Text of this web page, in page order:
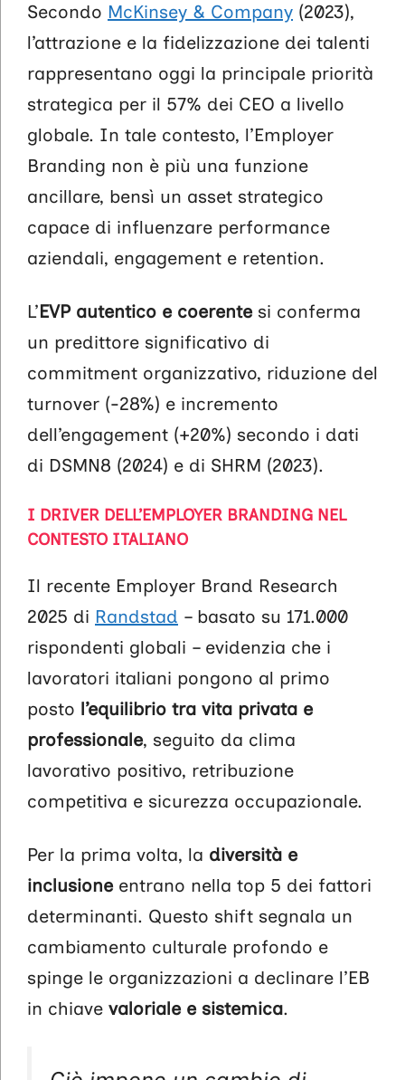
Secondo McKinsey & Company (2023),
l’attrazione e la fidelizzazione dei talenti
rappresentano oggi la principale priorità
strategica per il 57% dei CEO a livello
globale. In tale contesto, l’Employer
Branding non è più una funzione
ancillare, bensì un asset strategico
capace di influenzare performance
aziendali, engagement e retention.
L’EVP autentico e coerentesi conferma
un predittore significativo di
commitment organizzativo, riduzione del
turnover (-28%) e incremento
dell’engagement (+20%) secondo i dati
di DSMN8 (2024) e di SHRM (2023).
I DRIVER DELL’EMPLOYER BRANDING NEL
CONTESTO ITALIANO
Il recente Employer Brand Research
2025 di Randstad – basato su 171.000
rispondenti globali – evidenzia che i
lavoratori italiani pongono al primo
posto l’equilibrio tra vita privata e
professionale, seguito da clima
lavorativo positivo, retribuzione
competitiva e sicurezza occupazionale.
Per la prima volta, la diversità e
inclusioneentrano nella top 5 dei fattori
determinanti. Questo shift segnala un
cambiamento culturale profondo e
spinge le organizzazioni a declinare l’EB
in chiave valoriale e sistemica.